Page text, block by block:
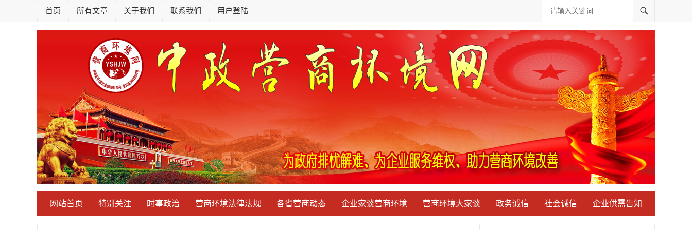
首页 所有文章 关于我们 联系我们 用户登陆
网站首页 特别关注 时事政治 营商环境法律法规 各省营商动态 企业家谈营商环境 营商环境大家谈 政务诚信 社会诚信 企业供需告知